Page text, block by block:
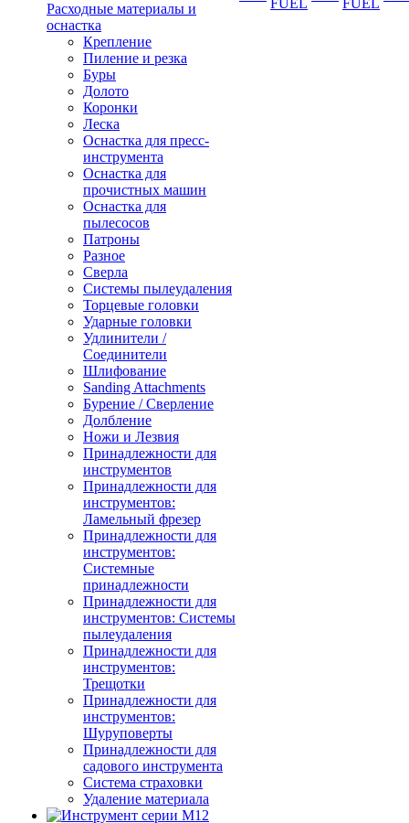
Расходные материалы и
оснастка
Крепление
Пиление и резка
Буры
Долото
Коронки
Леска
Оснастка для пресс-
инструмента
Оснастка для
прочистных машин
Оснастка для
пылесосов
Патроны
Разное
Сверла
Системы пылеудаления
Торцевые головки
Ударные головки
Удлинители /
Соединители
Шлифование
Sanding Attachments
Бурение / Сверление
Долбление
Ножи и Лезвия
Принадлежности для
инструментов
Принадлежности для
инструментов:
Ламельный фрезер
Принадлежности для
инструментов:
Системные
принадлежности
Принадлежности для
инструментов: Системы
пылеудаления
Принадлежности для
инструментов:
Трещотки
Принадлежности для
инструментов:
Шуруповерты
Принадлежности для
садового инструмента
Система страховки
Удаление материала